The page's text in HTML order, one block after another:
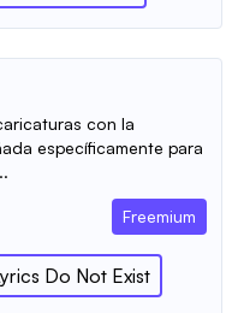
con la
específicamente para
Freemium
Do Not Exist